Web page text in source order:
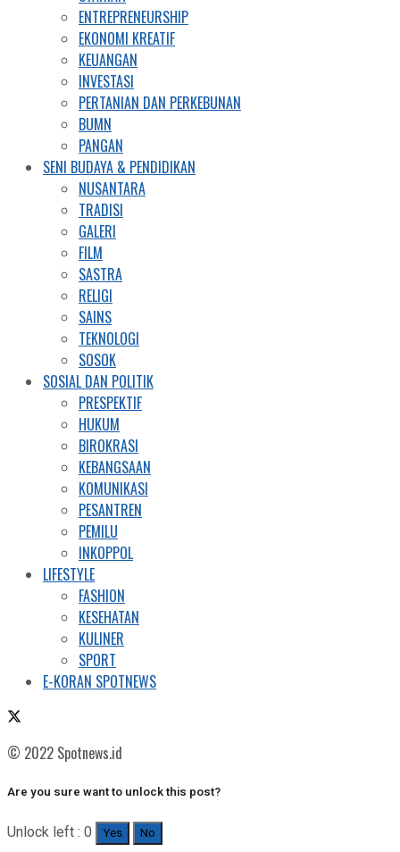
ENTREPRENEURSHIP
EKONOMI KREATIF
KEUANGAN
INVESTASI
PERTANIAN DAN PERKEBUNAN
BUMN
PANGAN
SENI BUDAYA & PENDIDIKAN
NUSANTARA
TRADISI
GALERI
FILM
SASTRA
RELIGI
SAINS
TEKNOLOGI
SOSOK
SOSIAL DAN POLITIK
PRESPEKTIF
HUKUM
BIROKRASI
KEBANGSAAN
KOMUNIKASI
PESANTREN
PEMILU
INKOPPOL
LIFESTYLE
FASHION
KESEHATAN
KULINER
SPORT
E-KORAN SPOTNEWS
© 2022 Spotnews.id
Are you sure want to unlock this post?
Unlock left : 0 Yes No